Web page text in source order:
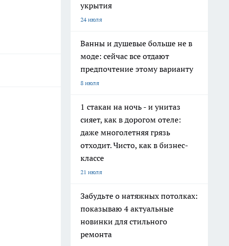
укрытия
24 июля
Ванны и душевые больше не в
моде: сейчас все отдают
предпочтение этому варианту
8 июля
1 стакан на ночь - и унитаз
сияет, как в дорогом отеле:
даже многолетняя грязь
отходит. Чисто, как в бизнес-
классе
21 июля
Забудьте о натяжных потолках:
показываю 4 актуальные
новинки для стильного
ремонта